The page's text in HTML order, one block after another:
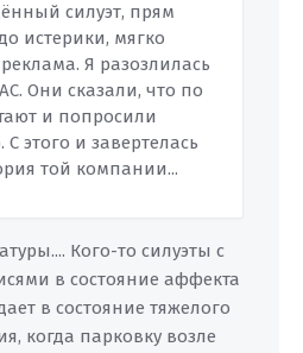
силуэт, прям
истерики, мягко
Я разозлилась
Они сказали, что по
и попросили
этого и завертелась
той компании...
Кого-то силуэты с
в состояние аффекта
в состояние тяжелого
когда парковку возле